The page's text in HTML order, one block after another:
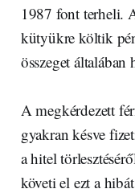
1987 font terheli.
kütyükre költik
összeget
A megkérdezett
gyakran késve
a hitel
követi el ezt a